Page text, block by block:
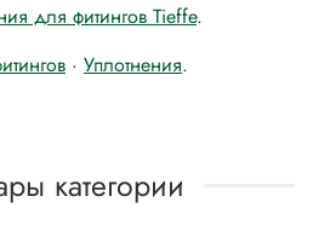
для фитингов Tieffe.
· Уплотнения.
категории